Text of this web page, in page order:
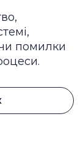
помилки